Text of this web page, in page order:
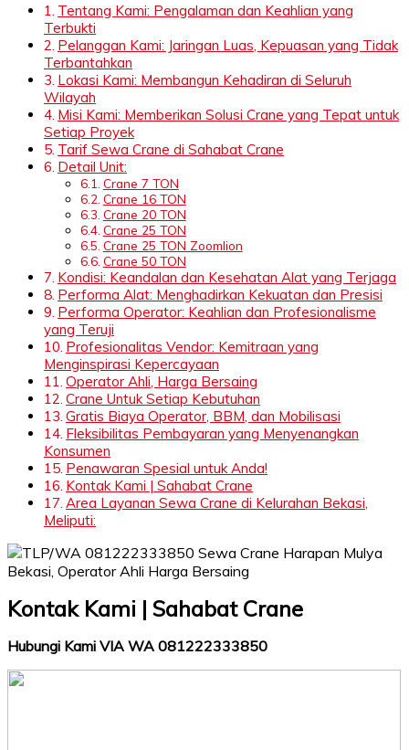
Tentang Kami: Pengalaman dan Keahlian yang
Terbukti
Pelanggan Kami: Jaringan Luas, Kepuasan yang Tidak
Terbantahkan
Lokasi Kami: Membangun Kehadiran di Seluruh
Wilayah
Misi Kami: Memberikan Solusi Crane yang Tepat untuk
Setiap Proyek
Tarif Sewa Crane di Sahabat Crane
Detail Unit:
Crane 7 TON
Crane 16 TON
Crane 20 TON
Crane 25 TON
Crane 25 TON Zoomlion
Crane 50 TON
Kondisi: Keandalan dan Kesehatan Alat yang Terjaga
Performa Alat: Menghadirkan Kekuatan dan Presisi
Performa Operator: Keahlian dan Profesionalisme
yang Teruji
Profesionalitas Vendor: Kemitraan yang
Menginspirasi Kepercayaan
Operator Ahli, Harga Bersaing
Crane Untuk Setiap Kebutuhan
Gratis Biaya Operator, BBM, dan Mobilisasi
Fleksibilitas Pembayaran yang Menyenangkan
Konsumen
Penawaran Spesial untuk Anda!
Kontak Kami | Sahabat Crane
Area Layanan Sewa Crane di Kelurahan Bekasi,
Meliputi:
Kontak Kami | Sahabat Crane
Hubungi Kami VIA WA 081222333850